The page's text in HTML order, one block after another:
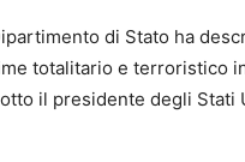
di Stato ha
totalitario e terroristico
il presidente degli Stati